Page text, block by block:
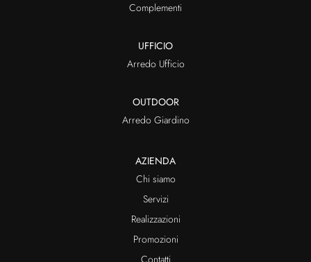
Complementi
UFFICIO
Arredo Ufficio
OUTDOOR
Arredo Giardino
AZIENDA
Chi siamo
Servizi
Realizzazioni
Promozioni